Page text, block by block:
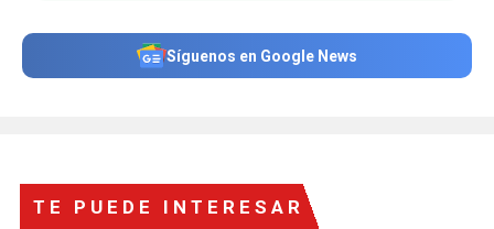
Síguenos en Google News
TE PUEDE INTERESAR